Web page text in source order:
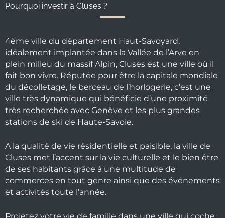
Pourquoi investir à Cluses ?
4ème ville du département Haut-Savoyard,
idéalement implantée dans la Vallée de l’Arve en
plein milieu du massif Alpin, Cluses est une ville où il
fait bon vivre. Réputée pour être la capitale mondiale
du décolletage, le berceau de l’horlogerie, c’est une
ville très dynamique qui bénéficie d’une proximité
très recherchée avec Genève et les plus grandes
stations de ski de Haute-Savoie.
A la qualité de vie résidentielle et paisible, la ville de
Cluses met l’accent sur la vie culturelle et le bien être
de ses habitants grâce à une multitude de
commerces en tout genre ainsi que des événements
et activités toute l’année.
Projetez votre vie de famille dans une ville qui coche